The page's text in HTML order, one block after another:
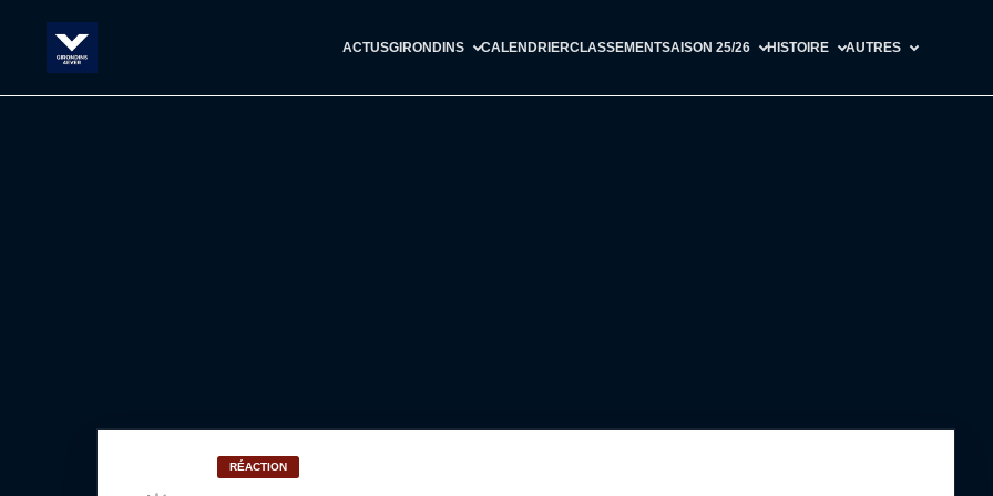
ACTUSGIRONDINS CALENDRIERCLASSEMENTSAISON 25/26 HISTOIRE AUTRES
RÉACTION